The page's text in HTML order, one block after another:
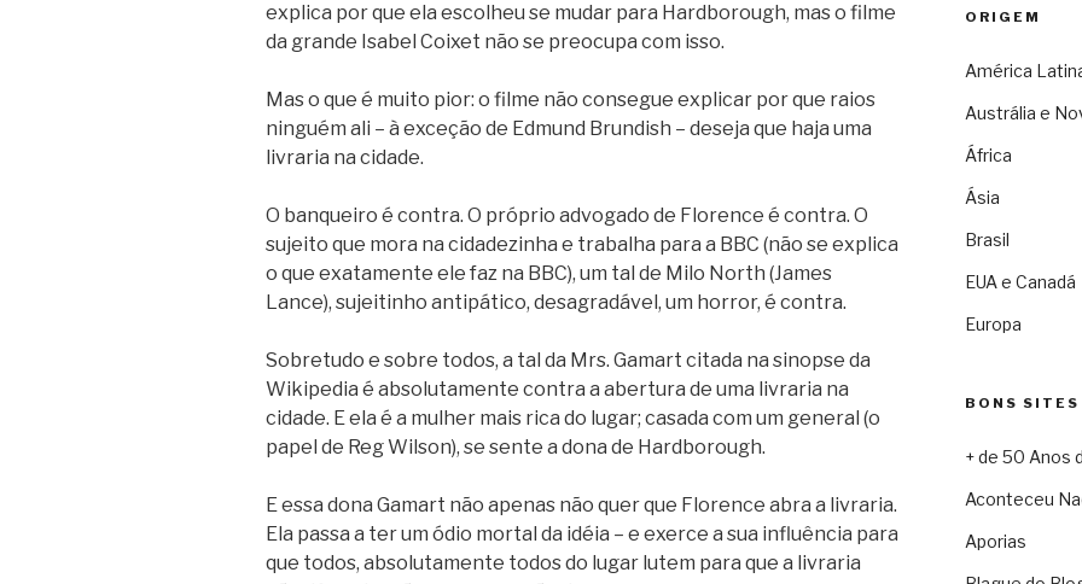
explica por que ela escolheu se mudar para Hardborough, mas o filme
da grande Isabel Coixet não se preocupa com isso.
Mas o que é muito pior: o filme não consegue explicar por que raios
ninguém ali – à exceção de Edmund Brundish – deseja que haja uma
livraria na cidade.
O banqueiro é contra. O próprio advogado de Florence é contra. O
sujeito que mora na cidadezinha e trabalha para a BBC (não se explica
o que exatamente ele faz na BBC), um tal de Milo North (James
Lance), sujeitinho antipático, desagradável, um horror, é contra.
Sobretudo e sobre todos, a tal da Mrs. Gamart citada na sinopse da
Wikipedia é absolutamente contra a abertura de uma livraria na
cidade. E ela é a mulher mais rica do lugar; casada com um general (o
papel de Reg Wilson), se sente a dona de Hardborough.
E essa dona Gamart não apenas não quer que Florence abra a livraria.
Ela passa a ter um ódio mortal da idéia – e exerce a sua influência para
que todos, absolutamente todos do lugar lutem para que a livraria
ORIGEM
América
Austrália e
África
Ásia
Brasil
EUA e Canadá
Europa
BONS SITES
+ de 50 Anos
Aconteceu
Aporias